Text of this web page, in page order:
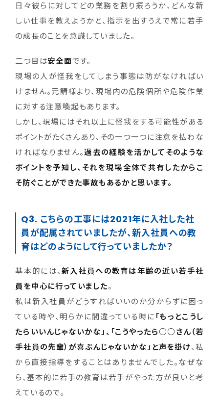
日々彼らに対してどの業務を割り振ろうか、どんな新
しい仕事を教えようかと、指示を出すうえで常に若手
の成長のことを意識していました。
二つ目は安全面です。
現場の人が怪我をしてしまう事態は防がなければい
けません。元請様より、現場内の危険個所や危険作業
に対する注意喚起もあります。
しかし、現場にはそれ以上に怪我をする可能性がある
ポイントがたくさんあり、その一つ一つに注意を払わな
ければなりません。過去の経験を活かしてそのような
ポイントを予知し、それを現場全体で共有したからこ
そ防ぐことができた事故もあるかと思います。
Q3. こちらの工事には2021年に入社した社
員が配属されていましたが、新入社員への教
育はどのようにして行っていましたか？
基本的には、新入社員への教育は年齢の近い若手社
員を中心に行っていました。
私は新入社員がどうすればいいのか分からずに困っ
ている時や、明らかに間違っている時に 「もっとこうし
たらいいんじゃないかな」、「こうやったら○○さん（若
手社員の先輩）が喜ぶんじゃないかな」と声を掛け、私
から直接指導をすることはありませんでした。なぜな
ら、基本的に若手の教育は若手がやった方が良いと考
えているので。